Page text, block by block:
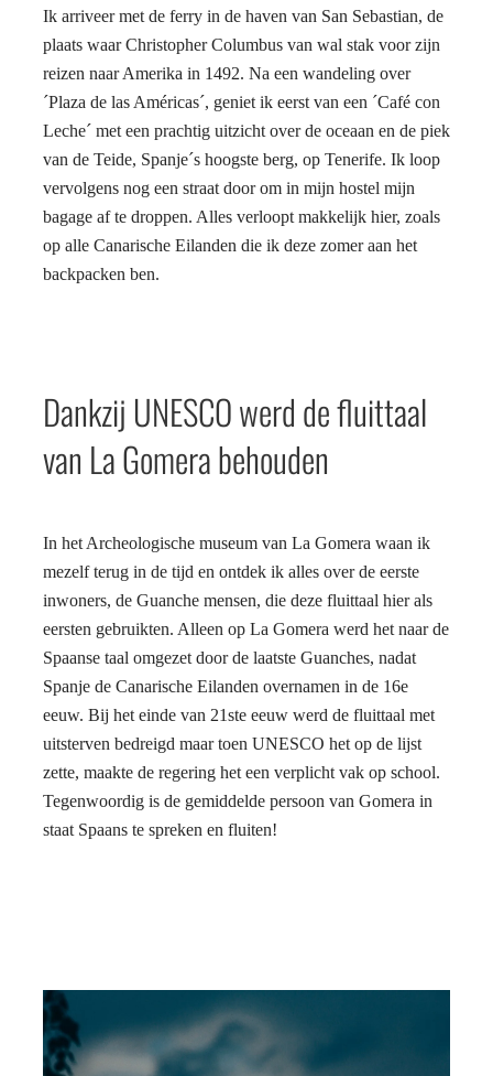
Ik arriveer met de ferry in de haven van San Sebastian, de
plaats waar Christopher Columbus van wal stak voor zijn
reizen naar Amerika in 1492. Na een wandeling over
´Plaza de las Américas´, geniet ik eerst van een ´Café con
Leche´ met een prachtig uitzicht over de oceaan en de piek
van de Teide, Spanje´s hoogste berg, op Tenerife. Ik loop
vervolgens nog een straat door om in mijn hostel mijn
bagage af te droppen. Alles verloopt makkelijk hier, zoals
op alle Canarische Eilanden die ik deze zomer aan het
backpacken ben.
Dankzij UNESCO werd de fluittaal
van La Gomera behouden
In het Archeologische museum van La Gomera waan ik
mezelf terug in de tijd en ontdek ik alles over de eerste
inwoners, de Guanche mensen, die deze fluittaal hier als
eersten gebruikten. Alleen op La Gomera werd het naar de
Spaanse taal omgezet door de laatste Guanches, nadat
Spanje de Canarische Eilanden overnamen in de 16e
eeuw. Bij het einde van 21ste eeuw werd de fluittaal met
uitsterven bedreigd maar toen UNESCO het op de lijst
zette, maakte de regering het een verplicht vak op school.
Tegenwoordig is de gemiddelde persoon van Gomera in
staat Spaans te spreken en fluiten!